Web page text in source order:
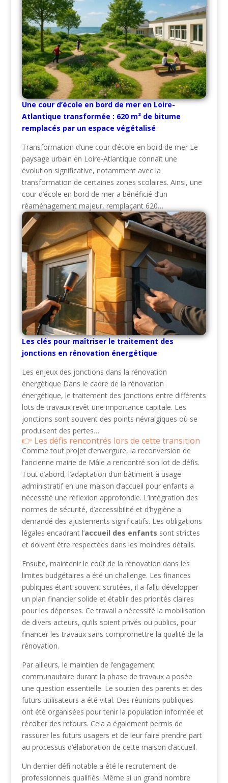
Une cour d’école en bord de mer en Loire-
Atlantique transformée : 620 m² de bitume
remplacés par un espace végétalisé
Transformation d’une cour d’école en bord de mer Le
paysage urbain en Loire-Atlantique connaît une
évolution significative, notamment avec la
transformation de certaines zones scolaires. Ainsi, une
cour d’école en bord de mer a bénéficié d’un
réaménagement majeur, remplaçant 620…
Les clés pour maîtriser le traitement des
jonctions en rénovation énergétique
Les enjeux des jonctions dans la rénovation
énergétique Dans le cadre de la rénovation
énergétique, le traitement des jonctions entre différents
lots de travaux revêt une importance capitale. Les
jonctions sont souvent des points névralgiques où se
produisent des pertes…
Les défis rencontrés lors de cette transition
Comme tout projet d’envergure, la reconversion de
l’ancienne mairie de Mâle a rencontré son lot de défis.
Tout d’abord, l’adaptation d’un bâtiment à usage
administratif en une maison d’accueil pour enfants a
nécessité une réflexion approfondie. L’intégration des
normes de sécurité, d’accessibilité et d’hygiène a
demandé des ajustements significatifs. Les obligations
légales encadrant l’accueil des enfants sont strictes
et doivent être respectées dans les moindres détails.
Ensuite, maintenir le coût de la rénovation dans les
limites budgétaires a été un challenge. Les finances
publiques étant souvent scrutées, il a fallu développer
un plan financier solide et établir des priorités claires
pour les dépenses. Ce travail a nécessité la mobilisation
de divers acteurs, qu’ils soient privés ou publics, pour
financer les travaux sans compromettre la qualité de la
rénovation.
Par ailleurs, le maintien de l’engagement
communautaire durant la phase de travaux a posée
une question essentielle. Le soutien des parents et des
futurs utilisateurs a été vital. Des réunions publiques
ont été organisées pour tenir la population informée et
récolter des retours. Cela a également permis de
rassurer les futurs usagers et de leur faire prendre part
au processus d’élaboration de cette maison d’accueil.
Un dernier défi notable a été le recrutement de
professionnels qualifiés. Même si un grand nombre